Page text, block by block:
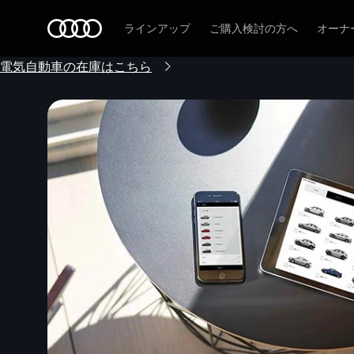
ラインアップ ご購入検討の方へ オーナ
電気自動車の在庫はこちら